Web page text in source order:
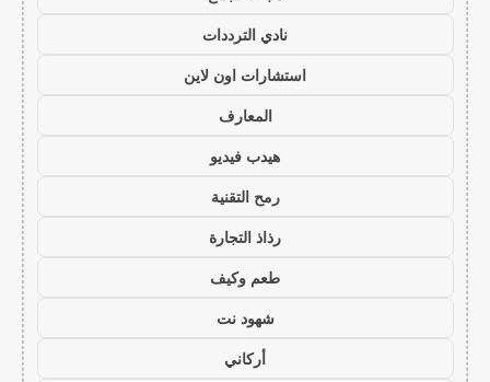
نادي الترددات
استشارات اون لاين
المعارف
هيدب فيديو
رمح التقنية
رذاذ التجارة
طعم وكيف
شهود نت
أركاني